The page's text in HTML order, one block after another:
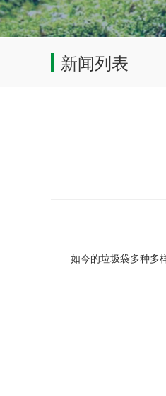
新闻列表
如今的垃圾袋多种多样